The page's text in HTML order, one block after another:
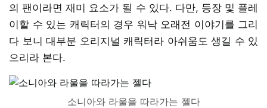
의 팬이라면 재미 요소가 될 수 있다. 다만, 등장 및 플레
이할 수 있는 캐릭터의 경우 워낙 오래전 이야기를 그리
다 보니 대부분 오리지널 캐릭터라 아쉬움도 생길 수 있
으리라 본다.
소니아와 라울을 따라가는 젤다